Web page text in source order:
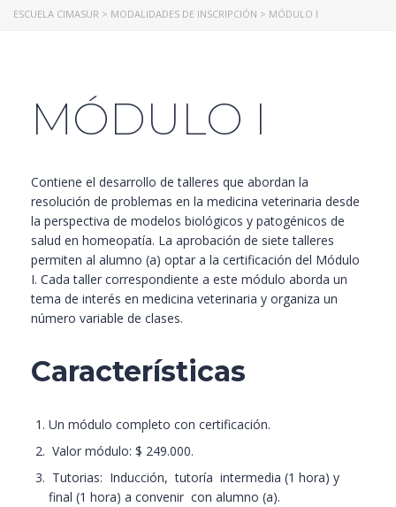
ESCUELA CIMASUR > MODALIDADES DE INSCRIPCIÓN > MÓDULO I
MÓDULO I
Contiene el desarrollo de talleres que abordan la
resolución de problemas en la medicina veterinaria desde
la perspectiva de modelos biológicos y patogénicos de
salud en homeopatía. La aprobación de siete talleres
permiten al alumno (a) optar a la certificación del Módulo
I. Cada taller correspondiente a este módulo aborda un
tema de interés en medicina veterinaria y organiza un
número variable de clases.
Características
Un módulo completo con certificación.
Valor módulo: $ 249.000.
Tutorias: Inducción, tutoría intermedia (1 hora) y
final (1 hora) a convenir con alumno (a).